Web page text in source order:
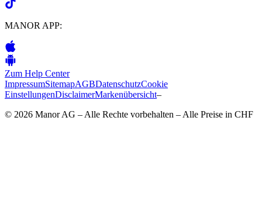
MANOR APP:
Zum Help Center
ImpressumSitemapAGBDatenschutzCookie
EinstellungenDisclaimerMarkenübersicht–
© 2026 Manor AG – Alle Rechte vorbehalten – Alle Preise in CHF